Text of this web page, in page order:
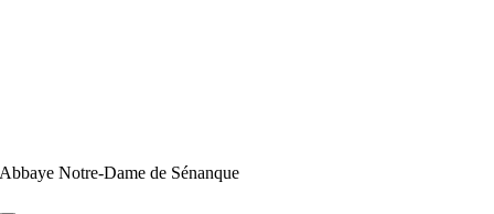
Abbaye Notre-Dame de Sénanque